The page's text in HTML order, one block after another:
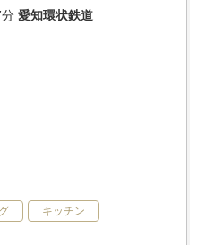
愛知環状鉄道
キッチン